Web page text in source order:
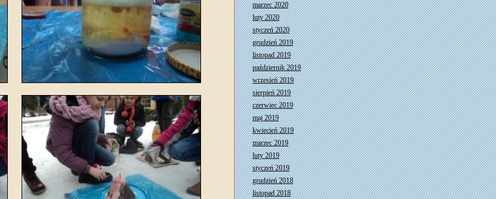
marzec 2020
luty 2020
styczeń 2020
grudzień 2019
listopad 2019
październik 2019
wrzesień 2019
sierpień 2019
czerwiec 2019
maj 2019
kwiecień 2019
marzec 2019
luty 2019
styczeń 2019
grudzień 2018
listopad 2018